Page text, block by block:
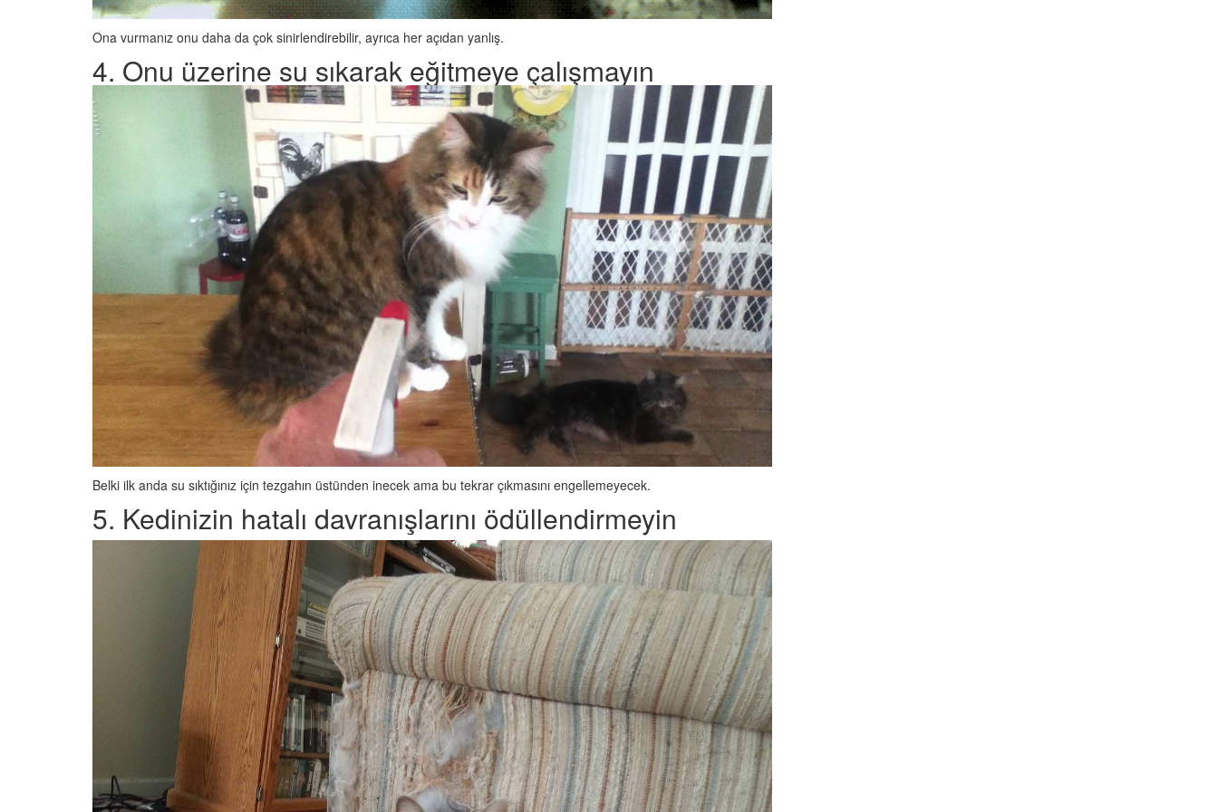
Ona vurmanız onu daha da çok sinirlendirebilir, ayrıca her açıdan yanlış.
4. Onu üzerine su sıkarak eğitmeye çalışmayın
Belki ilk anda su sıktığınız için tezgahın üstünden inecek ama bu tekrar çıkmasını engellemeyecek.
5. Kedinizin hatalı davranışlarını ödüllendirmeyin